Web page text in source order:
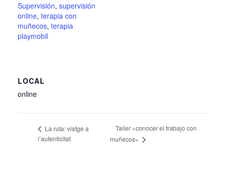
Supervisión, supervisión
online, terapia con
muñecos, terapia
playmobil
LOCAL
online
La ruta: viatge a
l’autenticitat
Taller «conocer el trabajo con
muñecos»